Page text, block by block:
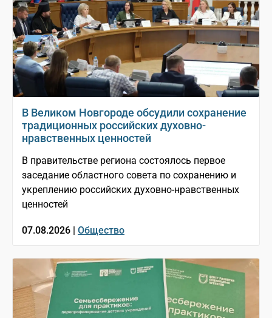
В Великом Новгороде обсудили сохранение
традиционных российских духовно-
нравственных ценностей
В правительстве региона состоялось первое
заседание областного совета по сохранению и
укреплению российских духовно-нравственных
ценностей
07.08.2026 | Общество